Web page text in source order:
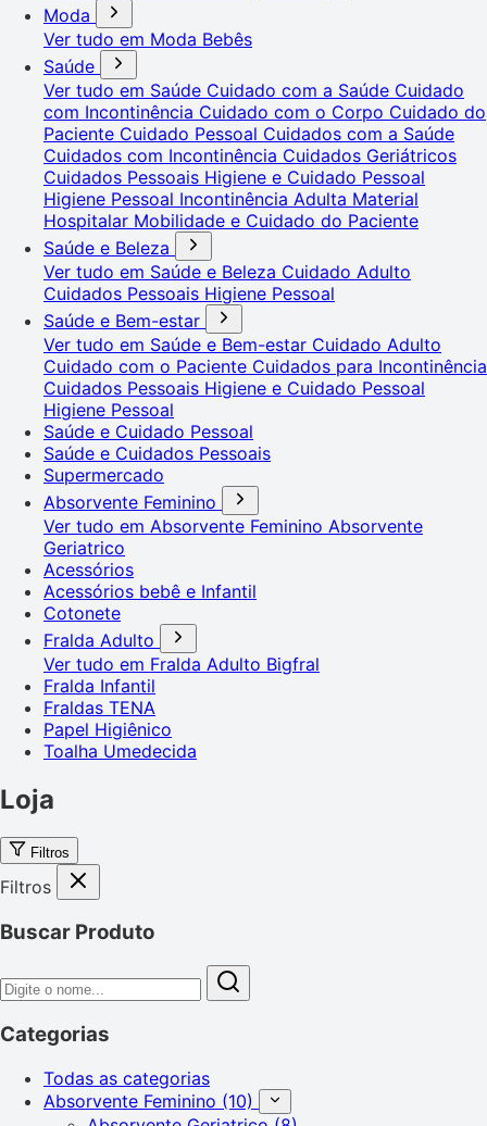
Moda
Ver tudo em Moda Bebês
Saúde
Ver tudo em Saúde Cuidado com a Saúde Cuidado
com Incontinência Cuidado com o Corpo Cuidado do
Paciente Cuidado Pessoal Cuidados com a Saúde
Cuidados com Incontinência Cuidados Geriátricos
Cuidados Pessoais Higiene e Cuidado Pessoal
Higiene Pessoal Incontinência Adulta Material
Hospitalar Mobilidade e Cuidado do Paciente
Saúde e Beleza
Ver tudo em Saúde e Beleza Cuidado Adulto
Cuidados Pessoais Higiene Pessoal
Saúde e Bem-estar
Ver tudo em Saúde e Bem-estar Cuidado Adulto
Cuidado com o Paciente Cuidados para Incontinência
Cuidados Pessoais Higiene e Cuidado Pessoal
Higiene Pessoal
Saúde e Cuidado Pessoal
Saúde e Cuidados Pessoais
Supermercado
Absorvente Feminino
Ver tudo em Absorvente Feminino Absorvente
Geriatrico
Acessórios
Acessórios bebê e Infantil
Cotonete
Fralda Adulto
Ver tudo em Fralda Adulto Bigfral
Fralda Infantil
Fraldas TENA
Papel Higiênico
Toalha Umedecida
Loja
Filtros
Filtros
Buscar Produto
Categorias
Todas as categorias
Absorvente Feminino (10)